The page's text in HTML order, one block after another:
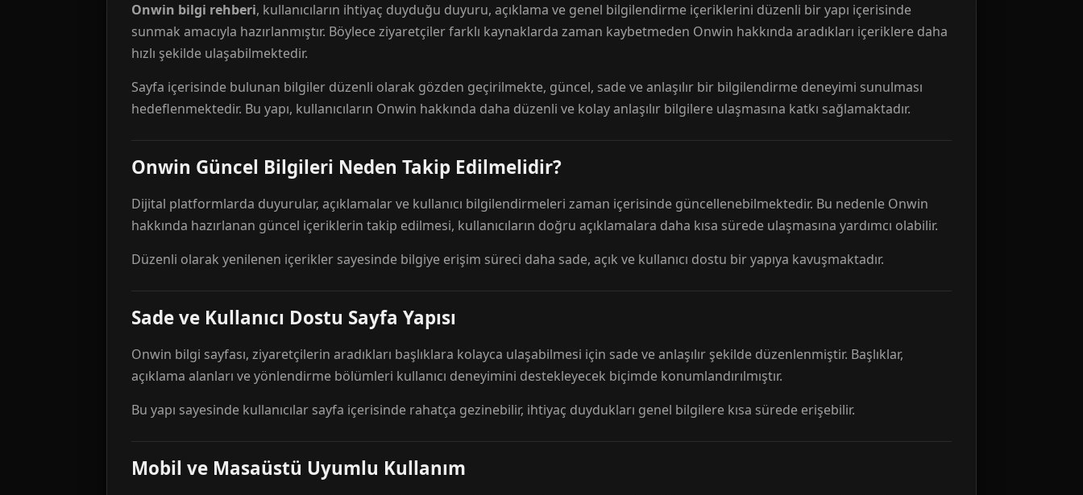
Onwin bilgi rehberi, kullanıcıların ihtiyaç duyduğu duyuru, açıklama ve genel bilgilendirme içeriklerini düzenli bir yapı içerisinde
sunmak amacıyla hazırlanmıştır. Böylece ziyaretçiler farklı kaynaklarda zaman kaybetmeden Onwin hakkında aradıkları içeriklere daha
hızlı şekilde ulaşabilmektedir.
Sayfa içerisinde bulunan bilgiler düzenli olarak gözden geçirilmekte, güncel, sade ve anlaşılır bir bilgilendirme deneyimi sunulması
hedeflenmektedir. Bu yapı, kullanıcıların Onwin hakkında daha düzenli ve kolay anlaşılır bilgilere ulaşmasına katkı sağlamaktadır.
Onwin Güncel Bilgileri Neden Takip Edilmelidir?
Dijital platformlarda duyurular, açıklamalar ve kullanıcı bilgilendirmeleri zaman içerisinde güncellenebilmektedir. Bu nedenle Onwin
hakkında hazırlanan güncel içeriklerin takip edilmesi, kullanıcıların doğru açıklamalara daha kısa sürede ulaşmasına yardımcı olabilir.
Düzenli olarak yenilenen içerikler sayesinde bilgiye erişim süreci daha sade, açık ve kullanıcı dostu bir yapıya kavuşmaktadır.
Sade ve Kullanıcı Dostu Sayfa Yapısı
Onwin bilgi sayfası, ziyaretçilerin aradıkları başlıklara kolayca ulaşabilmesi için sade ve anlaşılır şekilde düzenlenmiştir. Başlıklar,
açıklama alanları ve yönlendirme bölümleri kullanıcı deneyimini destekleyecek biçimde konumlandırılmıştır.
Bu yapı sayesinde kullanıcılar sayfa içerisinde rahatça gezinebilir, ihtiyaç duydukları genel bilgilere kısa sürede erişebilir.
Mobil ve Masaüstü Uyumlu Kullanım